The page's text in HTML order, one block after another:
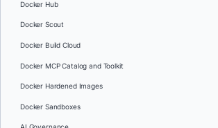
Docker Hub
Docker Scout
Docker Build Cloud
Docker MCP Catalog and Toolkit
Docker Hardened Images
Docker Sandboxes